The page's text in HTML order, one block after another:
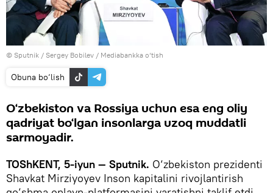
© Sputnik / Sergey Bobilev / Mediabankka o‘tish
Obuna bo‘lish
O‘zbekiston va Rossiya uchun esa eng oliy
qadriyat bo‘lgan insonlarga uzoq muddatli
sarmoyadir.
TOShKENT, 5-iyun — Sputnik. O‘zbekiston prezidenti
Shavkat Mirziyoyev Inson kapitalini rivojlantirish